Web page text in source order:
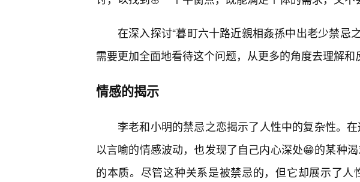
在深入探讨“暮町六十路近親相姦孫中出老少禁忌
需要更加全面地看待这个问题，从更多的角度去理解和
情感的揭示
李老和小明的禁忌之恋揭示了人性中的复杂性。
以言喻的情感波动，也发现了自己内心深处😁的某种
的本质。尽管这种关系是被禁忌的，但它却展示了